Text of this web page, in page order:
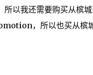
所以我还需要购买从槟城
， 所以也买从槟